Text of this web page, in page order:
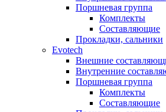
Поршневая группа
Комплекты
Составляющие
Прокладки, сальники
Evotech
Внешние
Внутренние
Поршневая группа
Комплекты
Составляющие